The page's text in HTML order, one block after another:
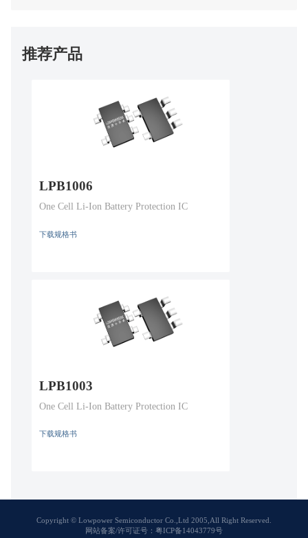
推荐产品
LPB1006
One Cell Li-Ion Battery Protection IC
下载规格书
LPB1003
One Cell Li-Ion Battery Protection IC
下载规格书
Copyright © Lowpower Semiconductor Co.,Ltd 2005,All Right Reserved.
网站备案/许可证号：粤ICP备14043779号